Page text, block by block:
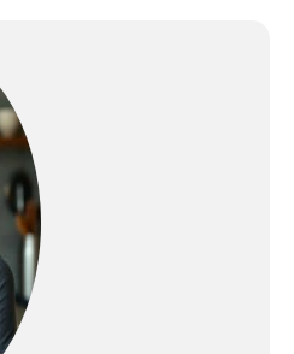
Encastrable</li>
<li>Technologie 6TH
SENSE</li> <li>Classe
énergétique A+</li>
</ul>